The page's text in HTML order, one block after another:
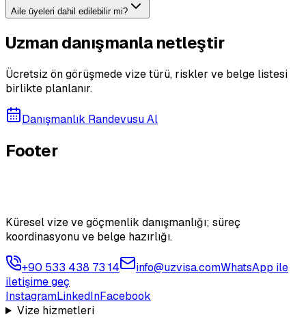
Aile üyeleri dahil edilebilir mi?
Uzman danışmanla netleştir
Ücretsiz ön görüşmede vize türü, riskler ve belge listesi
birlikte planlanır.
Danışmanlık Randevusu Al
Footer
Küresel vize ve göçmenlik danışmanlığı; süreç
koordinasyonu ve belge hazırlığı.
+90 533 438 73 14 info@uzvisa.comWhatsApp ile
iletişime geç
InstagramLinkedInFacebook
Vize hizmetleri